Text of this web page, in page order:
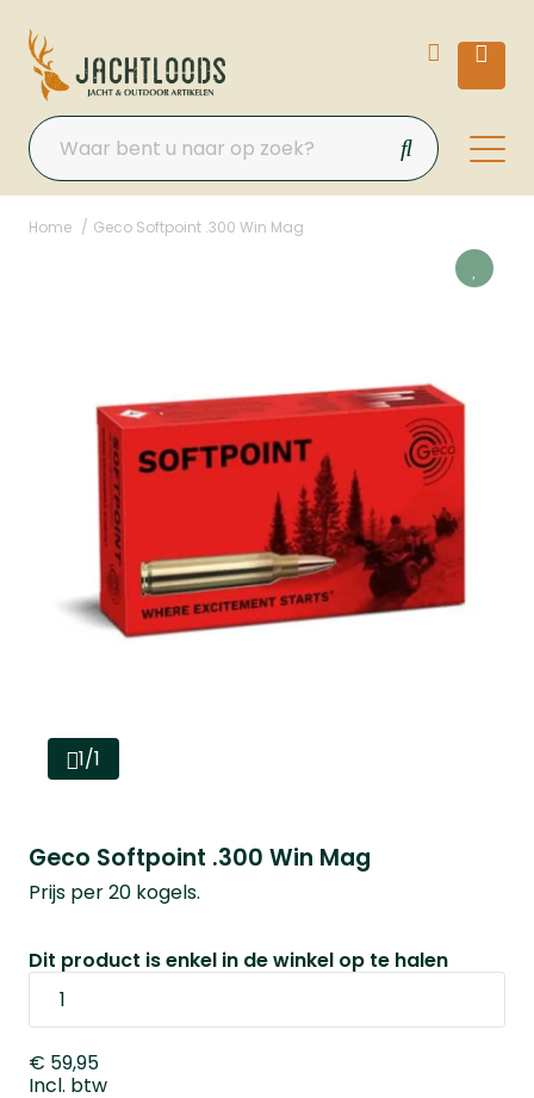
Home Geco Softpoint .300 Win Mag
1/1
Geco Softpoint .300 Win Mag
Prijs per 20 kogels.
Dit product is enkel in de winkel op te halen
€ 59,95
Incl. btw